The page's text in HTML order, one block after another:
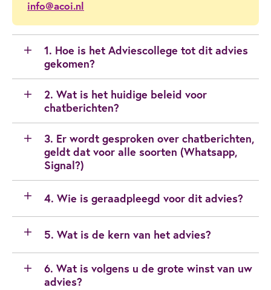
info@acoi.nl
1. Hoe is het Adviescollege tot dit advies
gekomen?
2. Wat is het huidige beleid voor
chatberichten?
3. Er wordt gesproken over chatberichten,
geldt dat voor alle soorten (Whatsapp,
Signal?)
4. Wie is geraadpleegd voor dit advies?
5. Wat is de kern van het advies?
6. Wat is volgens u de grote winst van uw
advies?